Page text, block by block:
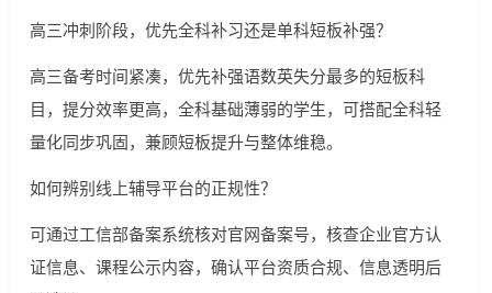
高三冲刺阶段，优先全科补习还是单科短板补强？
高三备考时间紧凑，优先补强语数英失分最多的短板科
目，提分效率更高，全科基础薄弱的学生，可搭配全科轻
量化同步巩固，兼顾短板提升与整体维稳。
如何辨别线上辅导平台的正规性？
可通过工信部备案系统核对官网备案号，核查企业官方认
证信息、课程公示内容，确认平台资质合规、信息透明后